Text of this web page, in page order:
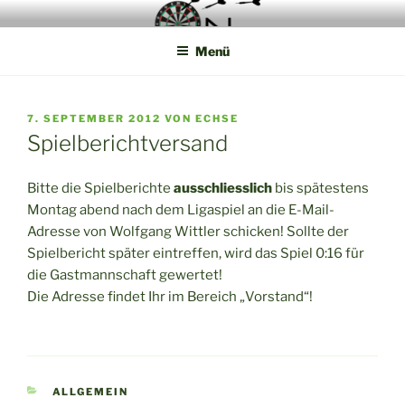
Zum
Inhalt
Die Webseite der Münsterland Steel Dart Liga
Menü
VERÖFFENTLICHT
AM
7. SEPTEMBER 2012 VON ECHSE
Spielberichtversand
Bitte die Spielberichte ausschliesslich bis spätestens
Montag abend nach dem Ligaspiel an die E-Mail-
Adresse von Wolfgang Wittler schicken! Sollte der
Spielbericht später eintreffen, wird das Spiel 0:16 für
die Gastmannschaft gewertet!
Die Adresse findet Ihr im Bereich „Vorstand“!
KATEGORIEN
ALLGEMEIN